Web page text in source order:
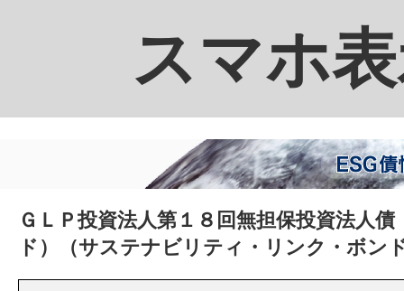
スマホ
ＧＬＰ投資法人第１８回無担保投資法人
ド）（サステナビリティ・リンク・ボン